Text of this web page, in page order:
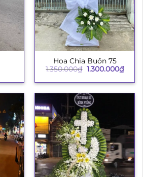
Hoa Chia Buồn 75
1.350.000₫ Giá
là:
1.300.000₫Giá
hiện
tại